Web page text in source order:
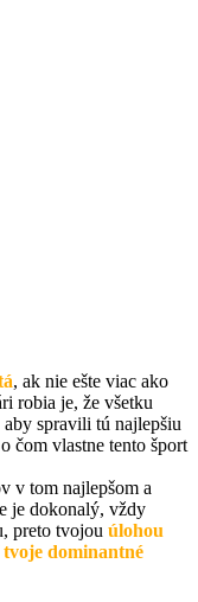
, ak nie ešte viac ako
robia je, že všetku
spravili tú najlepšiu
čom vlastne tento šport
v tom najlepšom a
je dokonalý, vždy
preto tvojou úlohou
dominantné